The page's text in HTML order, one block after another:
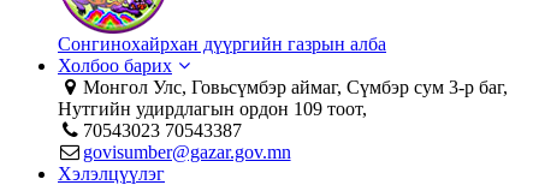
Сонгинохайрхан дүүргийн газрын алба
Холбоо барих
Монгол Улс, Говьсүмбэр аймаг, Сүмбэр сум 3-р баг,
Нутгийн удирдлагын ордон 109 тоот,
70543023 70543387
govisumber@gazar.gov.mn
Хэлэлцүүлэг